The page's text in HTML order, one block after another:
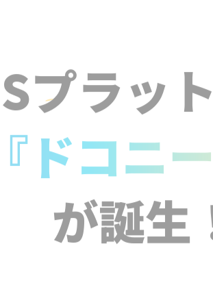
プラッ
ドコニー
が誕生